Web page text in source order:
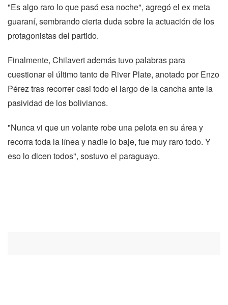
"Es algo raro lo que pasó esa noche", agregó el ex meta
guaraní, sembrando cierta duda sobre la actuación de los
protagonistas del partido.
Finalmente, Chilavert además tuvo palabras para
cuestionar el último tanto de River Plate, anotado por Enzo
Pérez tras recorrer casi todo el largo de la cancha ante la
pasividad de los bolivianos.
"Nunca vi que un volante robe una pelota en su área y
recorra toda la línea y nadie lo baje, fue muy raro todo. Y
eso lo dicen todos", sostuvo el paraguayo.